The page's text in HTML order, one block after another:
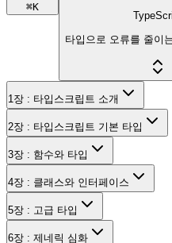
⌘K
타입으로 오류를 줄이
1장 : 타입스크립트 소개
2장 : 타입스크립트 기본 타입
3장 : 함수와 타입
4장 : 클래스와 인터페이스
5장 : 고급 타입
6장 : 제네릭 심화